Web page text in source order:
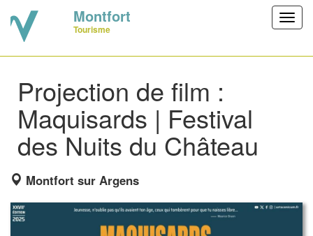
Montfort
Tourisme
Projection de film :
Maquisards | Festival
des Nuits du Château
Montfort sur Argens